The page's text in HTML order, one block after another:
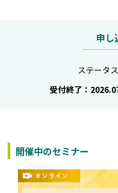
申し
ステータ
受付終了：
開催中のセミナー